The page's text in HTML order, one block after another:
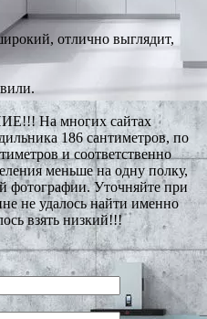
отлично выглядит,
На многих сайтах
186 сантиметров, по
и соответственно
меньше на одну полку,
фотографии. Уточняйте при
не удалось найти именно
взять низкий!!!